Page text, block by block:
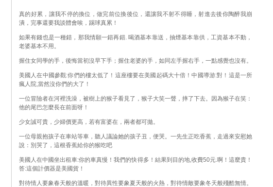
真的好累，讓我不停的換位，做完前位換後位，還讓我不射不得睡，射進去後你陶醉我崩
潰，完事還要我談體會唉，踢球真累！
如果有錢也是一種錯，那我情願一錯再錯. 喝酒基本靠送，抽煙基本靠供，工資基本不動，
老婆基本不用。
握住女同學的手，後悔當初沒早下手；握住老婆的手，如同左手握右手，一點感覺也沒有。
美國人在中國參觀:你們的樓太低了！這座樓要在美國起碼大十倍！中國導游:對！這是一所
瘋人院,當然沒你們的大了！
一位冒險者在河裡洗澡，被樹上的猴子看見了，猴子大笑一聲，摔了下去。因為猴子在笑：
他的尾巴怎麼長在前面呀！
少女誠可貴，少婦價更高，若有富婆在，兩者都可拋。
一位母親抱孩子在車站等車，聽人議論她的孩子丑，便哭。一先生正吃香蕉，走過來安慰她
說：別哭了，這根香蕉給你的猴吃吧
美國人在中國坐出租車:你的車真慢！我們的快得多！結果到目的地,收費50元.啊！這麼貴！
答:這個計價器是美國貨！
對待情人要象春天般的溫暖，對待異性要象夏天般的火熱，對待情敵要象冬天般殘酷無情。